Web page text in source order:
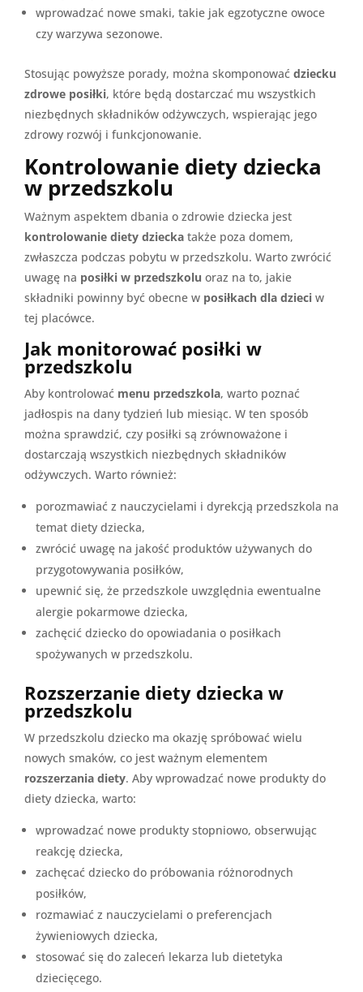
wprowadzać nowe smaki, takie jak egzotyczne owoce
czy warzywa sezonowe.
Stosując powyższe porady, można skomponować dziecku
zdrowe posiłki, które będą dostarczać mu wszystkich
niezbędnych składników odżywczych, wspierając jego
zdrowy rozwój i funkcjonowanie.
Kontrolowanie diety dziecka
w przedszkolu
Ważnym aspektem dbania o zdrowie dziecka jest
kontrolowanie diety dziecka także poza domem,
zwłaszcza podczas pobytu w przedszkolu. Warto zwrócić
uwagę na posiłki w przedszkolu oraz na to, jakie
składniki powinny być obecne w posiłkach dla dzieci w
tej placówce.
Jak monitorować posiłki w
przedszkolu
Aby kontrolować menu przedszkola, warto poznać
jadłospis na dany tydzień lub miesiąc. W ten sposób
można sprawdzić, czy posiłki są zrównoważone i
dostarczają wszystkich niezbędnych składników
odżywczych. Warto również:
porozmawiać z nauczycielami i dyrekcją przedszkola na
temat diety dziecka,
zwrócić uwagę na jakość produktów używanych do
przygotowywania posiłków,
upewnić się, że przedszkole uwzględnia ewentualne
alergie pokarmowe dziecka,
zachęcić dziecko do opowiadania o posiłkach
spożywanych w przedszkolu.
Rozszerzanie diety dziecka w
przedszkolu
W przedszkolu dziecko ma okazję spróbować wielu
nowych smaków, co jest ważnym elementem
rozszerzania diety. Aby wprowadzać nowe produkty do
diety dziecka, warto:
wprowadzać nowe produkty stopniowo, obserwując
reakcję dziecka,
zachęcać dziecko do próbowania różnorodnych
posiłków,
rozmawiać z nauczycielami o preferencjach
żywieniowych dziecka,
stosować się do zaleceń lekarza lub dietetyka
dziecięcego.